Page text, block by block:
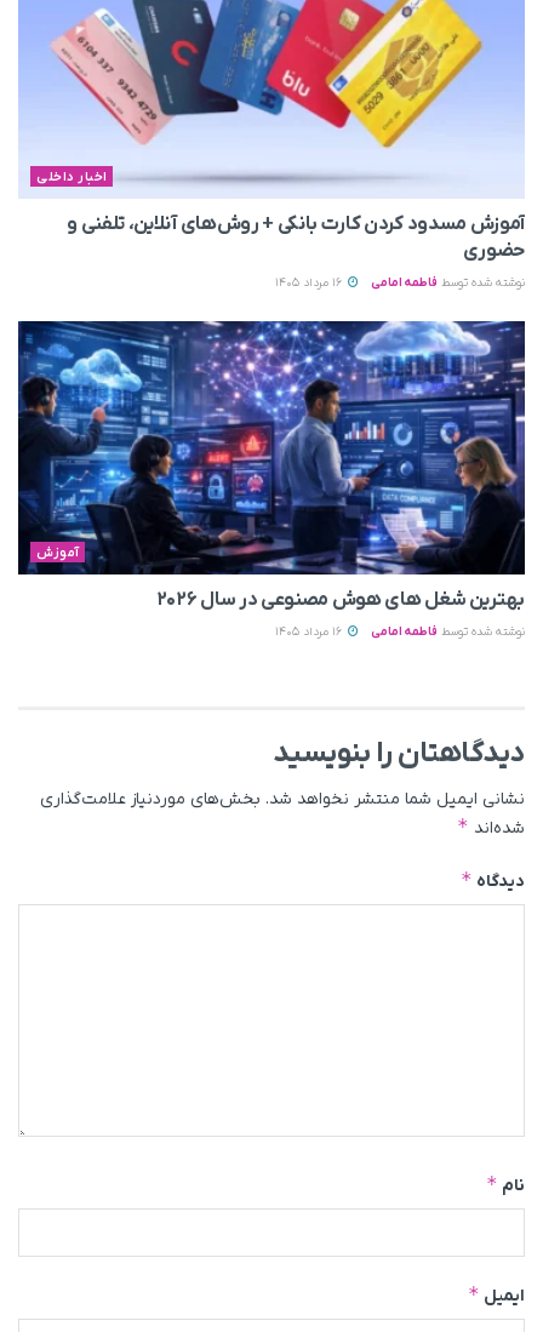
اخبار داخلی
آموزش مسدود کردن کارت بانکی + روش‌های آنلاین، تلفنی و
حضوری
نوشته شده توسط فاطمه امامی
آموزش
بهترین شغل های هوش مصنوعی در سال ۲۰۲۶
نوشته شده توسط فاطمه امامی
دیدگاهتان را بنویسید
نشانی ایمیل شما منتشر نخواهد شد. بخش‌های موردنیاز علامت‌گذاری
شده‌اند *
دیدگاه *
نام *
ایمیل *